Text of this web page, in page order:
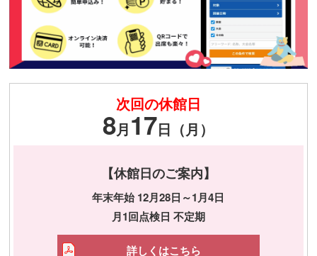
次回の休館日
8月17日（月）
【休館日のご案内】
年末年始 12月28日～1月4日
月1回点検日 不定期
詳しくはこちら